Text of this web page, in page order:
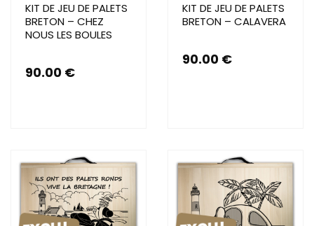
KIT DE JEU DE PALETS
BRETON – CHEZ
NOUS LES BOULES
90.00 €
KIT DE JEU DE PALETS
BRETON – CALAVERA
90.00 €